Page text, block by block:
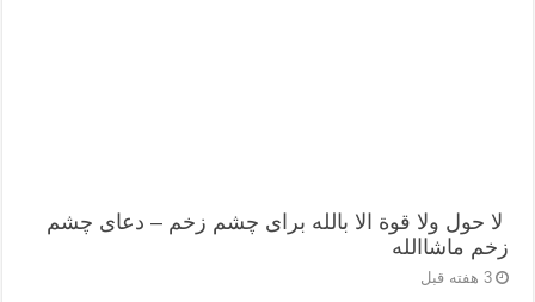
لا حول ولا قوة الا بالله برای چشم زخم – دعای چشم
زخم ماشاالله
3 هفته قبل